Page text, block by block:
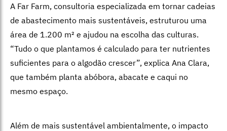
A Far Farm, consultoria especializada em tornar cadeias
de abastecimento mais sustentáveis, estruturou uma
área de 1.200 m² e ajudou na escolha das culturas.
“Tudo o que plantamos é calculado para ter nutrientes
suficientes para o algodão crescer”, explica Ana Clara,
que também planta abóbora, abacate e caqui no
mesmo espaço.
Além de mais sustentável ambientalmente, o impacto